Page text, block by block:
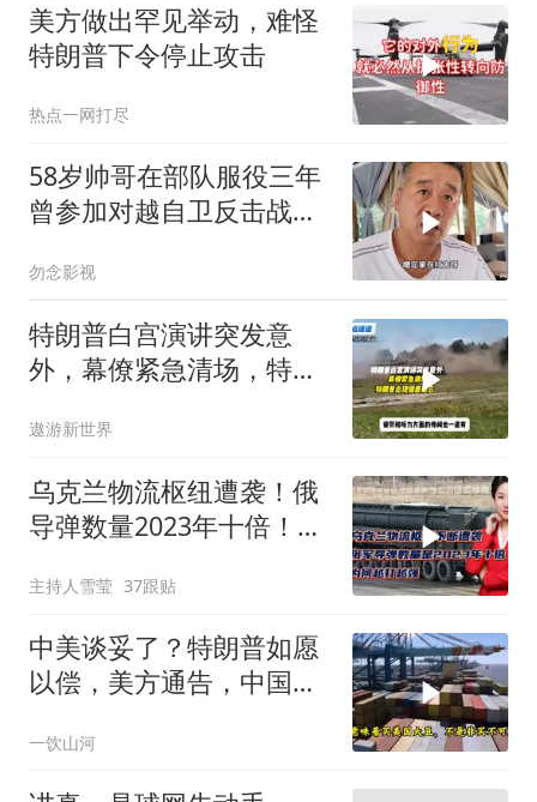
美方做出罕见举动，难怪
特朗普下令停止攻击
热点一网打尽
58岁帅哥在部队服役三年
曾参加对越自卫反击战讲
勿念影视
特朗普白宫演讲突发意
外，幕僚紧急清场，特朗
遨游新世界
乌克兰物流枢纽遭袭！俄
导弹数量2023年十倍！为
主持人雪莹 37跟贴
中美谈妥了？特朗普如愿
以偿，美方通告，中国增
一饮山河